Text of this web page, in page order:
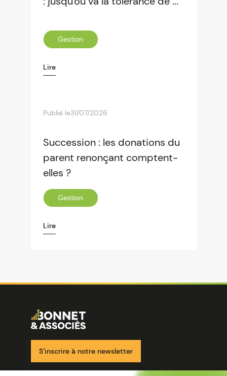
Gestion
Lire
Publié le31/07/2026
Succession : les donations du
parent renonçant comptent-
elles ?
Gestion
Lire
Image
S’inscrire à notre newsletter